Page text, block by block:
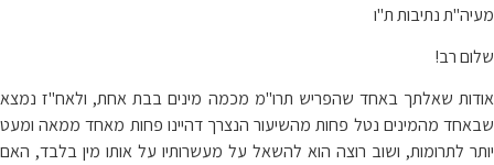
מעיה"ת נתיבות ת"ו
שלום רב!
אודות שאלתך באחד שהפריש תרו"מ מכמה מינים בבת אחת, ולאח"ז נמצא
שבאחד מהמינים נטל פחות מהשיעור הנצרך דהיינו פחות מאחד ממאה ומעט
יותר לתרומות, ושוב רוצה הוא להשאל על מעשרותיו על אותו מין בלבד, האם